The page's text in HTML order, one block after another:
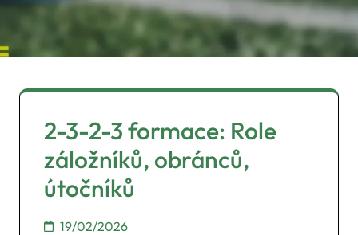
2-3-2-3 formace: Role
záložníků, obránců,
útočníků
19/02/2026